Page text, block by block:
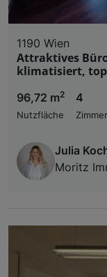
1190 Wien
Attraktives Büro
klimatisiert,
96,72 m2
Nutzfläche
4
Zimmer
Julia
Moritz